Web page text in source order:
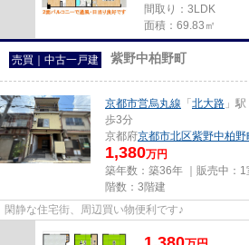
間取り：3LDK
面積：69.83㎡
売買｜中古一戸建 紫野中柏野町
京都市営烏丸線 「 北大路 」
歩3分
京都府京都市北区紫野中柏野
1,380万円
築年数：築36年 ｜販売中： 1
階数：3階建
閑静な住宅街、周辺買い物便利です♪